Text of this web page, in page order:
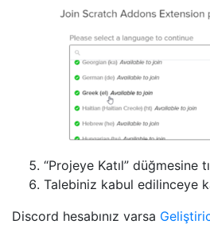
“Projeye Katıl” düğmesine
Talebiniz kabul edilinceye
Discord hesabınız varsa